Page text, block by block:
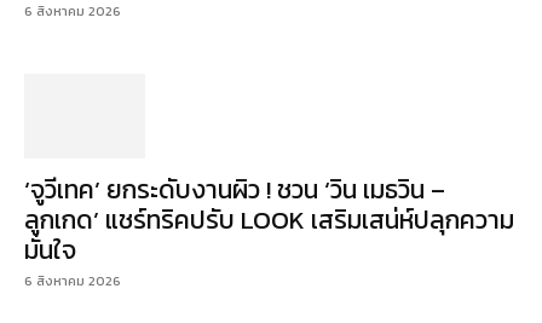
6 สิงหาคม 2026
‘จูวีเทค’ ยกระดับงานผิว ! ชวน ‘วิน เมธวิน –
ลูกเกด’ แชร์ทริคปรับ LOOK เสริมเสน่ห์ปลุกความ
มั่นใจ
6 สิงหาคม 2026